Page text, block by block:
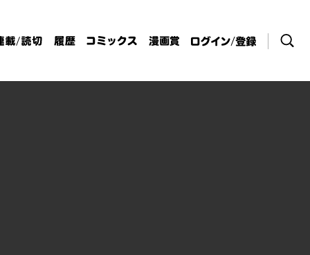
載/読切 履歴 コミックス 漫画賞
ログイン / 登
録
検索